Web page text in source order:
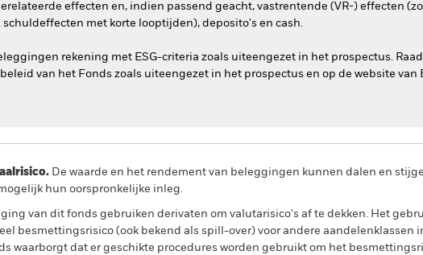
effecten en, indien passend geacht, vastrentende (VR-) effecten
met korte looptijden), deposito's en cash.
rekening met ESG-criteria zoals uiteengezet in het prospectus.
van het Fonds zoals uiteengezet in het prospectus en op de website van
De waarde en het rendement van beleggingen kunnen dalen en
hun oorspronkelijke inleg.
van dit fonds gebruiken derivaten om valutarisico's af te dekken. Het
besmettingsrisico (ook bekend als spill-over) voor andere aandelenklassen
waarborgt dat er geschikte procedures worden gebruikt om het